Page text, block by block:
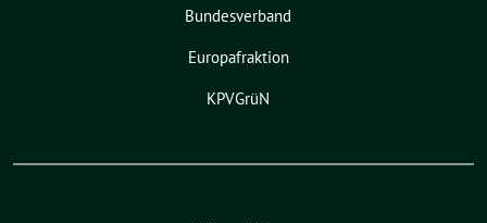
Bundesverband
Europafraktion
KPVGrüN